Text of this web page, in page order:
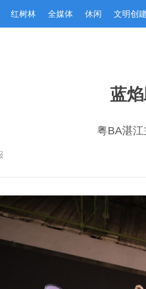
红树林 全媒体 休闲 文明创建
蓝
粤BA湛